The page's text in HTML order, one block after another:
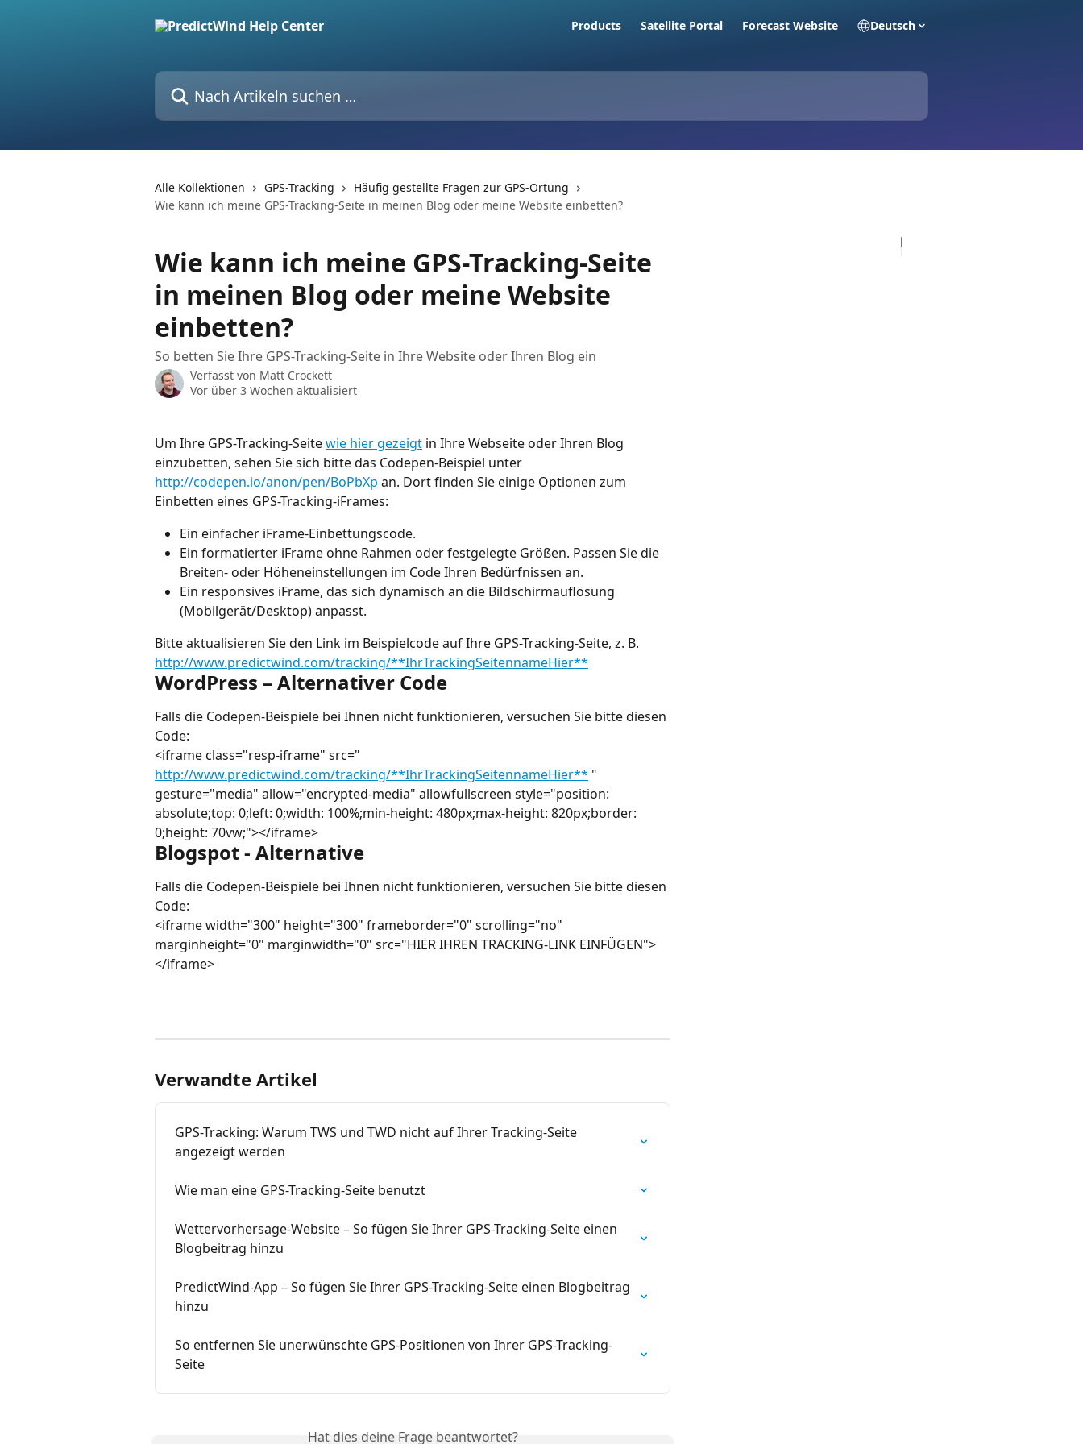
Products Satellite Portal Forecast Website Deutsch
Nach Artikeln suchen …
Alle Kollektionen GPS-Tracking
Häufig gestellte Fragen zur GPS-Ortung
Wie kann ich meine GPS-Tracking-Seite in meinen Blog oder meine Website einbetten?
Wie kann ich meine GPS-Tracking-Seite
in meinen Blog oder meine Website
einbetten?
So betten Sie Ihre GPS-Tracking-Seite in Ihre Website oder Ihren Blog ein
Verfasst von Matt Crockett
Vor über 3 Wochen aktualisiert
Um Ihre GPS-Tracking-Seite wie hier gezeigt in Ihre Webseite oder Ihren Blog
einzubetten, sehen Sie sich bitte das Codepen-Beispiel unter
http://codepen.io/anon/pen/BoPbXp an. Dort finden Sie einige Optionen zum
Einbetten eines GPS-Tracking-iFrames:
Ein einfacher iFrame-Einbettungscode.
Ein formatierter iFrame ohne Rahmen oder festgelegte Größen. Passen Sie die
Breiten- oder Höheneinstellungen im Code Ihren Bedürfnissen an.
Ein responsives iFrame, das sich dynamisch an die Bildschirmauflösung
(Mobilgerät/Desktop) anpasst.
Bitte aktualisieren Sie den Link im Beispielcode auf Ihre GPS-Tracking-Seite, z. B.
http://www.predictwind.com/tracking/**IhrTrackingSeitennameHier**
WordPress – Alternativer Code
Falls die Codepen-Beispiele bei Ihnen nicht funktionieren, versuchen Sie bitte diesen
Code:
<iframe class="resp-iframe" src="
http://www.predictwind.com/tracking/**IhrTrackingSeitennameHier** "
gesture="media" allow="encrypted-media" allowfullscreen style="position:
absolute;top: 0;left: 0;width: 100%;min-height: 480px;max-height: 820px;border:
0;height: 70vw;"></iframe>
Blogspot - Alternative
Falls die Codepen-Beispiele bei Ihnen nicht funktionieren, versuchen Sie bitte diesen
Code:
<iframe width="300" height="300" frameborder="0" scrolling="no"
marginheight="0" marginwidth="0" src="HIER IHREN TRACKING-LINK EINFÜGEN">
</iframe>
Verwandte Artikel
GPS-Tracking: Warum TWS und TWD nicht auf Ihrer Tracking-Seite
angezeigt werden
Wie man eine GPS-Tracking-Seite benutzt
Wettervorhersage-Website – So fügen Sie Ihrer GPS-Tracking-Seite einen
Blogbeitrag hinzu
PredictWind-App – So fügen Sie Ihrer GPS-Tracking-Seite einen Blogbeitrag
hinzu
So entfernen Sie unerwünschte GPS-Positionen von Ihrer GPS-Tracking-
Seite
Hat dies deine Frage beantwortet?